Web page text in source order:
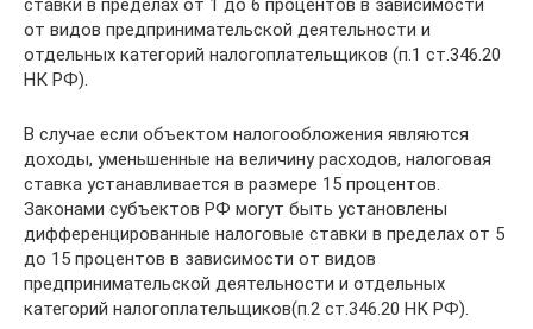
от видов предпринимательской деятельности и
отдельных категорий налогоплательщиков (п.1 ст.346.20
НК РФ).
В случае если объектом налогообложения являются
доходы, уменьшенные на величину расходов, налоговая
ставка устанавливается в размере 15 процентов.
Законами субъектов РФ могут быть установлены
дифференцированные налоговые ставки в пределах от 5
до 15 процентов в зависимости от видов
предпринимательской деятельности и отдельных
категорий налогоплательщиков(п.2 ст.346.20 НК РФ).